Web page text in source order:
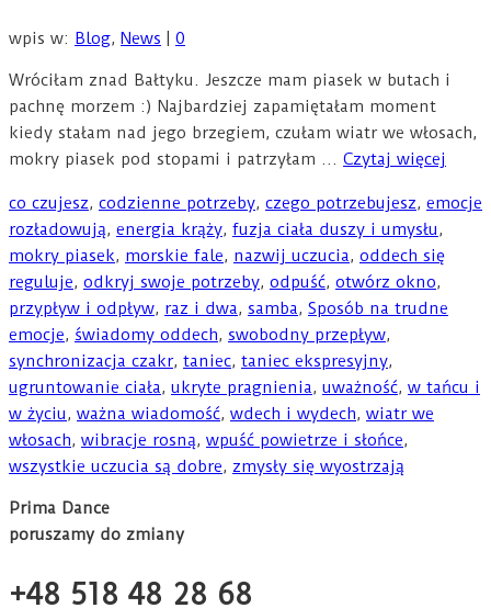
wpis w: Blog, News 0
Wróciłam znad Bałtyku. Jeszcze mam piasek w butach i
pachnę morzem :) Najbardziej zapamiętałam moment
kiedy stałam nad jego brzegiem, czułam wiatr we włosach,
mokry piasek pod stopami i patrzyłam … Czytaj więcej
co czujesz, codzienne potrzeby, czego potrzebujesz, emocje
rozładowują, energia krąży, fuzja ciała duszy i umysłu,
mokry piasek, morskie fale, nazwij uczucia, oddech się
reguluje, odkryj swoje potrzeby, odpuść, otwórz okno,
przypływ i odpływ, raz i dwa, samba, Sposób na trudne
emocje, świadomy oddech, swobodny przepływ,
synchronizacja czakr, taniec, taniec ekspresyjny,
ugruntowanie ciała, ukryte pragnienia, uważność, w tańcu i
w życiu, ważna wiadomość, wdech i wydech, wiatr we
włosach, wibracje rosną, wpuść powietrze i słońce,
wszystkie uczucia są dobre, zmysły się wyostrzają
Prima Dance
poruszamy do zmiany
+48 518 48 28 68